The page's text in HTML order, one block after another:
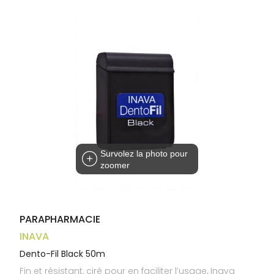
Survolez la photo pour
zoomer
PARAPHARMACIE
INAVA
Dento-Fil Black 50m
Fin et résistant, ciré pour en faciliter l’usage, Inava